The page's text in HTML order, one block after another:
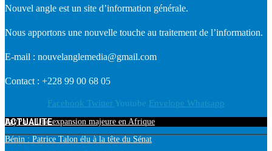
Nouvel angle est un site d’information générale.
Nous apportons une nouvelle touche au traitement de l’information.
E-mail : nouvelanglemedia@gmail.com
Contact : +228 99 00 68 05
Facebook Twitter Youtube Envelope Whatsapp
ACTUALITE
PayPal : Une expansion majeure en Afrique
Bénin : Patrice Talon élu à la tête du Sénat